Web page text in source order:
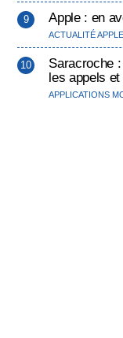
Apple : en
ACTUALITÉ APPLE
Saracroche
les appels
APPLICATIONS